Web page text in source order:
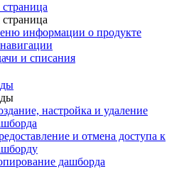
страница
страница
информации о продукте
и списания
настройка и удаление
и отмена доступа к
дашборда